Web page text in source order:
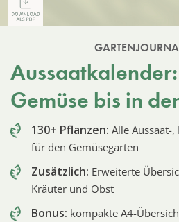
Aussaatkalender:
Gemüse bis in
130+ Pflanzen: Alle Aussaat-
für den Gemüsegarten
Zusätzlich: Erweiterte
Kräuter und Obst
Bonus: kompakte A4-